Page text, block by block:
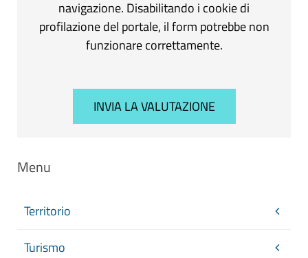
navigazione. Disabilitando i cookie di
profilazione del portale, il form potrebbe non
funzionare correttamente.
Menu
Territorio
Turismo